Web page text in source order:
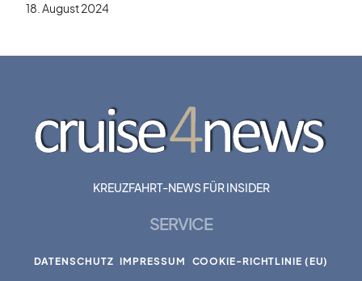
18. August 2024
KREUZFAHRT-NEWS FÜR INSIDER
SERVICE
DATENSCHUTZ IMPRESSUM COOKIE-RICHTLINIE (EU)